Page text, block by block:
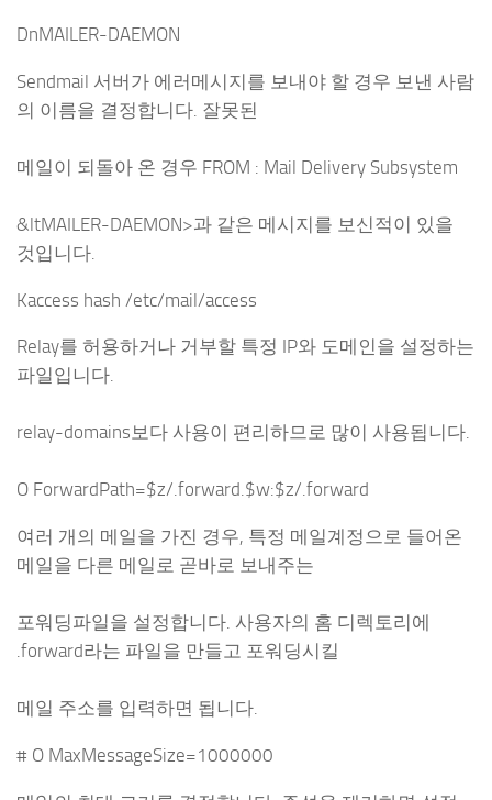
DnMAILER-DAEMON
Sendmail 서버가 에러메시지를 보내야 할 경우 보낸 사람
의 이름을 결정합니다. 잘못된
메일이 되돌아 온 경우 FROM : Mail Delivery Subsystem
&ltMAILER-DAEMON>과 같은 메시지를 보신적이 있을
것입니다.
Kaccess hash /etc/mail/access
Relay를 허용하거나 거부할 특정 IP와 도메인을 설정하는
파일입니다.
relay-domains보다 사용이 편리하므로 많이 사용됩니다.
O ForwardPath=$z/.forward.$w:$z/.forward
여러 개의 메일을 가진 경우, 특정 메일계정으로 들어온
메일을 다른 메일로 곧바로 보내주는
포워딩파일을 설정합니다. 사용자의 홈 디렉토리에
.forward라는 파일을 만들고 포워딩시킬
메일 주소를 입력하면 됩니다.
# O MaxMessageSize=1000000